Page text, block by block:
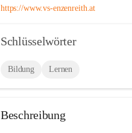
https://www.vs-enzenreith.at
Schlüsselwörter
Bildung Lernen
Beschreibung